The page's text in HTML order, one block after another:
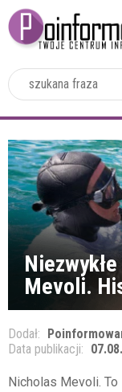
Mevoli.
Dodał:
Data publikacji:
Nicholas Mevoli.